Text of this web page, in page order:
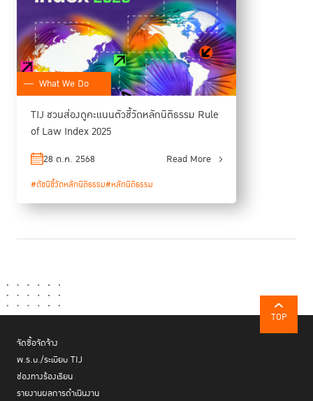
นโยบายชัดเจนแสดงให้เห็นความล้มเหลวของระบบภาครัฐ โดยยกตัวอย่างจาก
การประชุมของสภาการพัฒนาการเศรษฐกิจและสังคมแห่งชาติเมื่อเดือน
กันยายน 2568 ที่ระบุว่า ปัญหาเศรษฐกิจไทยเกิดจากปัจจัยภายในมากกว่า
นิติธรรม ความเป็นประชาธิปไตย และหลักธรรมาภิบาล พร้อมกันนี้ยังได้เปิด
เผยว่า TIJ กำลังจับมือกับหลายหน่วยงานเพื่อจัดทำ Rule of Law National
Blueprint ขึ้น เพื่อเป็นเครื่องมือให้รัฐบาลนำไปใช้ในการพัฒนายกระดับหลัก
นิติธรรมของประเทศ โดยเชื่อว่าจะสามารถทำได้ในอีก 2-3 เดือนนับจากนี้
What We Do
TIJ ชวนส่องดูคะแนนตัวชี้วัดหลักนิติธรรม Rule
of Law Index 2025
28 ต.ค. 2568 Read More
#ดัชนีชี้วัดหลักนิติธรรม#หลักนิติธรรม
TOP
จัดซื้อจัดจ้าง
พ.ร.บ./ระเบียบ TIJ
ช่องทางร้องเรียน
รายงานผลการดำเนินงาน